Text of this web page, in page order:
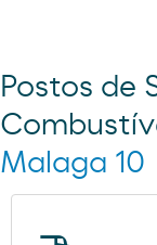
Postos de
Malaga 10